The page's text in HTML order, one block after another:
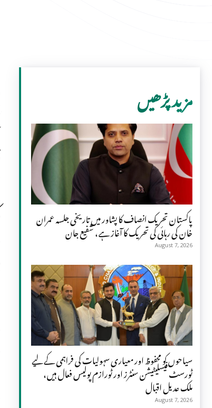
مزید پڑھیں
پاکستان تحریک انصاف کا پشاور میں تاریخی جلسہ عمران
خان کی رہائی کی تحریک کا آغاز ہے، شفیع جان
August 7, 2026
سیاحوں کو محفوظ اور معیاری سہولیات کی فراہمی کے لیے
ٹورسٹ فیسلیٹیشن سنٹرز اور ٹورازم پولیس فعال ہیں،
ملک عدیل اقبال
August 7, 2026